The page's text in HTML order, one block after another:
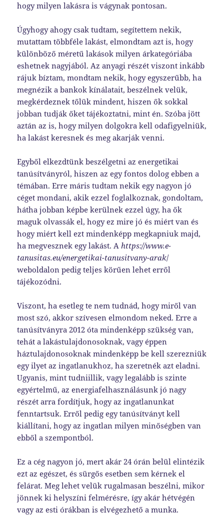
hogy milyen lakásra is vágynak pontosan.
Úgyhogy ahogy csak tudtam, segítettem nekik,
mutattam többféle lakást, elmondtam azt is, hogy
különböző méretű lakások milyen árkategóriába
eshetnek nagyjából. Az anyagi részét viszont inkább
rájuk bíztam, mondtam nekik, hogy egyszerűbb, ha
megnézik a bankok kínálatait, beszélnek velük,
megkérdeznek tőlük mindent, hiszen ők sokkal
jobban tudják őket tájékoztatni, mint én. Szóba jött
aztán az is, hogy milyen dolgokra kell odafigyelniük,
ha lakást keresnek és meg akarják venni.
Egyből elkezdtünk beszélgetni az energetikai
tanúsítványról, hiszen az egy fontos dolog ebben a
témában. Erre máris tudtam nekik egy nagyon jó
céget mondani, akik ezzel foglalkoznak, gondoltam,
hátha jobban képbe kerülnek ezzel úgy, ha ők
maguk olvassák el, hogy ez mire jó és miért van és
hogy miért kell ezt mindenképp megkapniuk majd,
ha megvesznek egy lakást. Ahttps://www.e-
tanusitas.eu/energetikai-tanusitvany-arak/
weboldalon pedig teljes körűen lehet erről
tájékozódni.
Viszont, ha esetleg te nem tudnád, hogy miről van
most szó, akkor szívesen elmondom neked. Erre a
tanúsítványra 2012 óta mindenképp szükség van,
tehát a lakástulajdonosoknak, vagy éppen
háztulajdonosoknak mindenképp be kell szerezniük
egy ilyet az ingatlanukhoz, ha szeretnék azt eladni.
Ugyanis, mint tudniillik, vagy legalább is szinte
egyértelmű, az energiafelhasználásunk jó nagy
részét arra fordítjuk, hogy az ingatlanunkat
fenntartsuk. Erről pedig egy tanúsítványt kell
kiállítani, hogy az ingatlan milyen minőségben van
ebből a szempontból.
Ez a cég nagyon jó, mert akár 24 órán belül elintézik
ezt az egészet, és sürgős esetben sem kérnek el
felárat. Meg lehet velük rugalmasan beszélni, mikor
jönnek ki helyszíni felmérésre, így akár hétvégén
vagy az esti órákban is elvégezhető a munka.